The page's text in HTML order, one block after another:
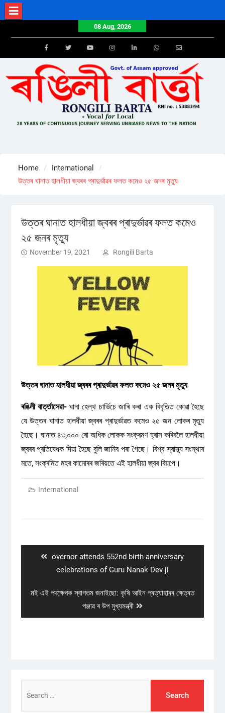
Skip
to
08 Aug, 2026
FacebookTwitterYoutube Email
Home
International
উত্তৰ ঘানাত হালধীয়া জ্বৰৰ প্ৰাদুৰ্ভাৱৰ ফলত কমেও ২৫ জনৰ মৃত্যু
উত্তৰ ঘানাত হালধীয়া জ্বৰৰ প্ৰাদুৰ্ভাৱৰ ফলত কমেও
২৫ জনৰ মৃত্যু
November 19, 2021 Rongili Barta
উত্তৰ ঘানাত হালধীয়া জ্বৰৰ প্ৰাদুৰ্ভাৱৰ ফলত কমেও ২৫ জনৰ মৃত্যু
ৰঙিলী বাৰ্ত্তাসেৱা-ঘানা হেল্থ চাৰ্ভিচে জাৰি কৰা এক বিবৃতিত কোৱা হৈছে
যে উত্তৰ ঘানাত হালধীয়া জ্বৰৰ প্ৰাদুৰ্ভাৱত কমেও ২৫ জন লোকৰ মৃত্যু
হৈছে। ঘানাত ৪৩,০০০ ৰো অধিক লোকক সংক্ৰমণ হ্ৰাস কৰিবলৈ হালধীয়া
জ্বৰৰ প্ৰতিষেধক দিয়া হৈছে বুলি জানিব পৰা গৈছে। বিশ্ব স্বাস্থ্য সংস্থাৰ
মতে, সংক্ৰমিত মহৰ কামোৰৰ জৰিয়তে এই হালধীয়া জ্বৰ বিয়পে।
International
Previous
post:
overnor attends 552nd birth anniversary
celebrations of Guru Nanak Dev ji
Next
মই এই পদক্ষেপক স্বাগতম জনাইছো: কৃষি আইন প্ৰত্যাহাৰৰ ক্ষেত্ৰত
পঞ্জাৱ ৰ উপ মুখ্যমন্ত্ৰী
for: